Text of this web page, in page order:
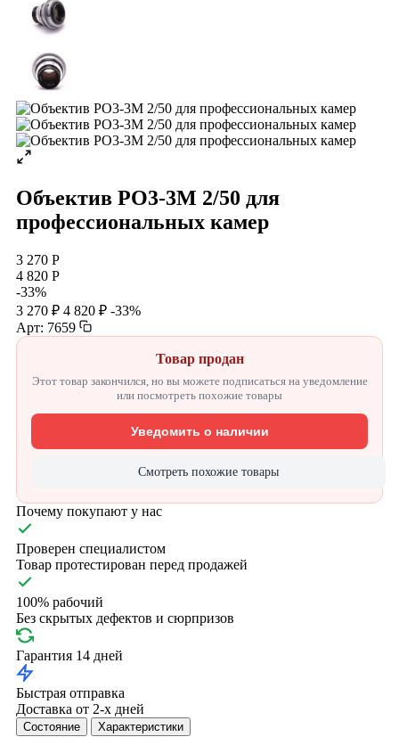
Объектив РО3-3М 2/50 для
профессиональных камер
3 270 Р
4 820 Р
-33%
3 270 ₽ 4 820 ₽ -33%
Арт: 7659
Товар продан
Этот товар закончился, но вы можете подписаться на уведомление
или посмотреть похожие товары
Уведомить о наличии
Смотреть похожие товары
Почему покупают у нас
Проверен специалистом
Товар протестирован перед продажей
100% рабочий
Без скрытых дефектов и сюрпризов
Гарантия 14 дней
Быстрая отправка
Доставка от 2-х дней
Состояние Характеристики